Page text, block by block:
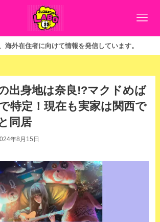
情報を発信しています。
出身地は奈良!?マクドめば
特定！現在も実家は関西で
同居
年8月15日